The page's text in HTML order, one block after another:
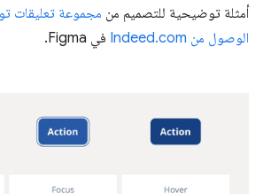
أمثلة توضيحية للتصميم من مجموعة تعليقات
الوصول من Indeed.com
في Figma.